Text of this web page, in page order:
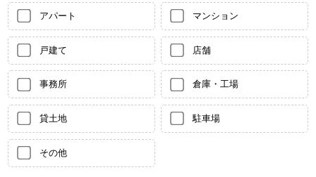
アパート マンション
戸建て 店舗
事務所 倉庫・工場
貸土地 駐車場
その他